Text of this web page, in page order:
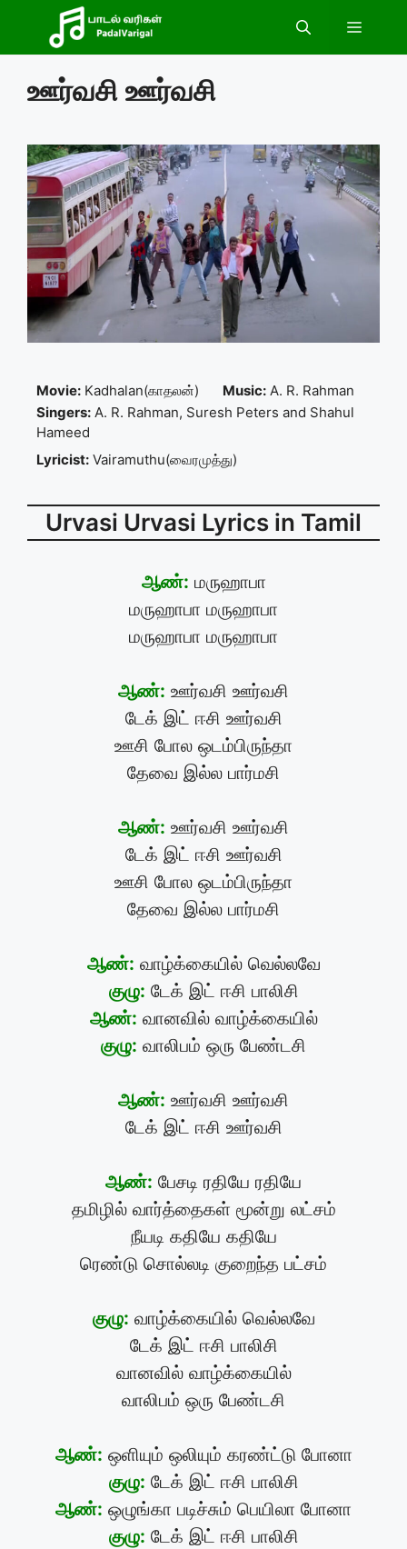
content
Menu
ஊர்வசி ஊர்வசி
Movie: Kadhalan(காதலன்) Music: A. R. Rahman
Singers: A. R. Rahman, Suresh Peters and Shahul
Hameed
Lyricist: Vairamuthu(வைரமுத்து)
Urvasi Urvasi Lyrics in Tamil
ஆண்: மருஹாபா
மருஹாபா மருஹாபா
மருஹாபா மருஹாபா
ஆண்: ஊர்வசி ஊர்வசி
டேக் இட் ஈசி ஊர்வசி
ஊசி போல ஒடம்பிருந்தா
தேவை இல்ல பார்மசி
ஆண்: ஊர்வசி ஊர்வசி
டேக் இட் ஈசி ஊர்வசி
ஊசி போல ஒடம்பிருந்தா
தேவை இல்ல பார்மசி
ஆண்: வாழ்க்கையில் வெல்லவே
குழு: டேக் இட் ஈசி பாலிசி
ஆண்: வானவில் வாழ்க்கையில்
குழு: வாலிபம் ஒரு பேண்டசி
ஆண்: ஊர்வசி ஊர்வசி
டேக் இட் ஈசி ஊர்வசி
ஆண்: பேசடி ரதியே ரதியே
தமிழில் வார்த்தைகள் மூன்று லட்சம்
நீயடி கதியே கதியே
ரெண்டு சொல்லடி குறைந்த பட்சம்
குழு: வாழ்க்கையில் வெல்லவே
டேக் இட் ஈசி பாலிசி
வானவில் வாழ்க்கையில்
வாலிபம் ஒரு பேண்டசி
ஆண்: ஒளியும் ஒலியும் கரண்ட்டு போனா
குழு: டேக் இட் ஈசி பாலிசி
ஆண்: ஒழுங்கா படிச்சும் பெயிலா போனா
குழு: டேக் இட் ஈசி பாலிசி